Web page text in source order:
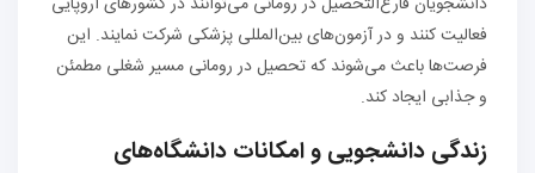
فعالیت کنند و در آزمون‌های بین‌المللی پزشکی شرکت نمایند. این
فرصت‌ها باعث می‌شوند که تحصیل در رومانی مسیر شغلی مطمئن
و جذابی ایجاد کند.
زندگی دانشجویی و امکانات دانشگاه‌های